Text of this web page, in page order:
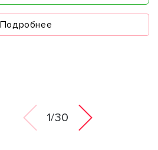
Подробнее
1/30